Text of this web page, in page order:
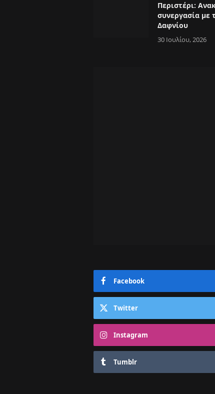
Περιστέρι:
συνεργασία με
Δαφνίου
30 Ιουλίου, 2026
Facebook
Twitter
Instagram
Tumblr